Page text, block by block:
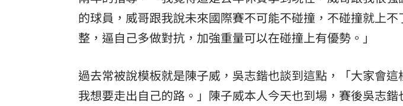
的球員，威哥跟我說未來國際賽不可能不碰撞，不碰撞就上
整，逼自己多做對抗，加強重量可以在碰撞上有優勢。」
過去常被說模板就是陳子威，吳志鍇也談到這點，「大家會這
我想要走出自己的路。」陳子威本人今天也到場，賽後吳志